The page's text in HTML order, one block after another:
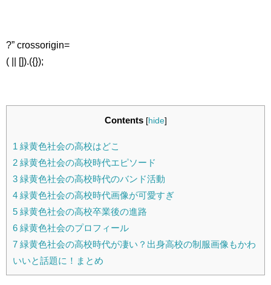
?” crossorigin=
( || []).({});
Contents [hide]
1 緑黄色社会の高校はどこ
2 緑黄色社会の高校時代エピソード
3 緑黄色社会の高校時代のバンド活動
4 緑黄色社会の高校時代画像が可愛すぎ
5 緑黄色社会の高校卒業後の進路
6 緑黄色社会のプロフィール
7 緑黄色社会の高校時代が凄い？出身高校の制服画像もかわ
いいと話題に！まとめ